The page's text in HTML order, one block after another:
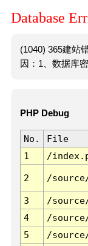
Database
(1040) 365建站
因：1、数据库
PHP Debug
No. File
1
/
2 /
3 /
4
/
5
/